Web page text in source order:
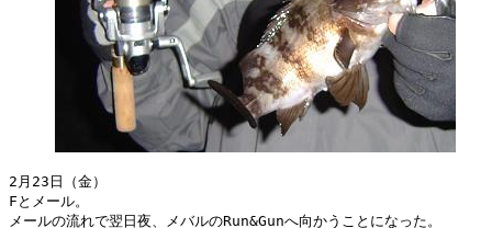
2月23日（金）
Fとメール。
メールの流れで翌日夜、メバルのRun&Gunへ向かうことになった。